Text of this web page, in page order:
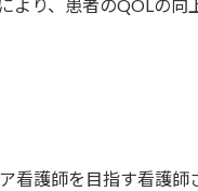
り、患者のQOLの
護師を目指す看護